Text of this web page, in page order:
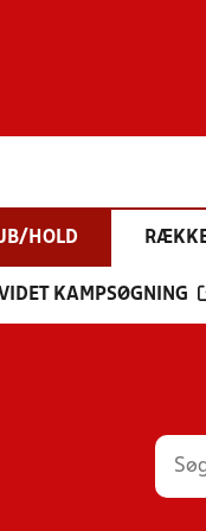
HOLD
KAMPSØGNING